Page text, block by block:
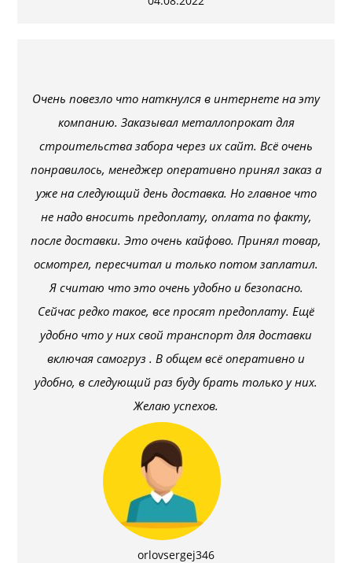
Очень повезло что наткнулся в интернете на эту
компанию. Заказывал металлопрокат для
строительства забора через их сайт. Всё очень
понравилось, менеджер оперативно принял заказ а
уже на следующий день доставка. Но главное что
не надо вносить предоплату, оплата по факту,
после доставки. Это очень кайфово. Принял товар,
осмотрел, пересчитал и только потом заплатил.
Я считаю что это очень удобно и безопасно.
Сейчас редко такое, все просят предоплату. Ещё
удобно что у них свой транспорт для доставки
включая самогруз . В общем всё оперативно и
удобно, в следующий раз буду брать только у них.
Желаю успехов.
orlovsergej346